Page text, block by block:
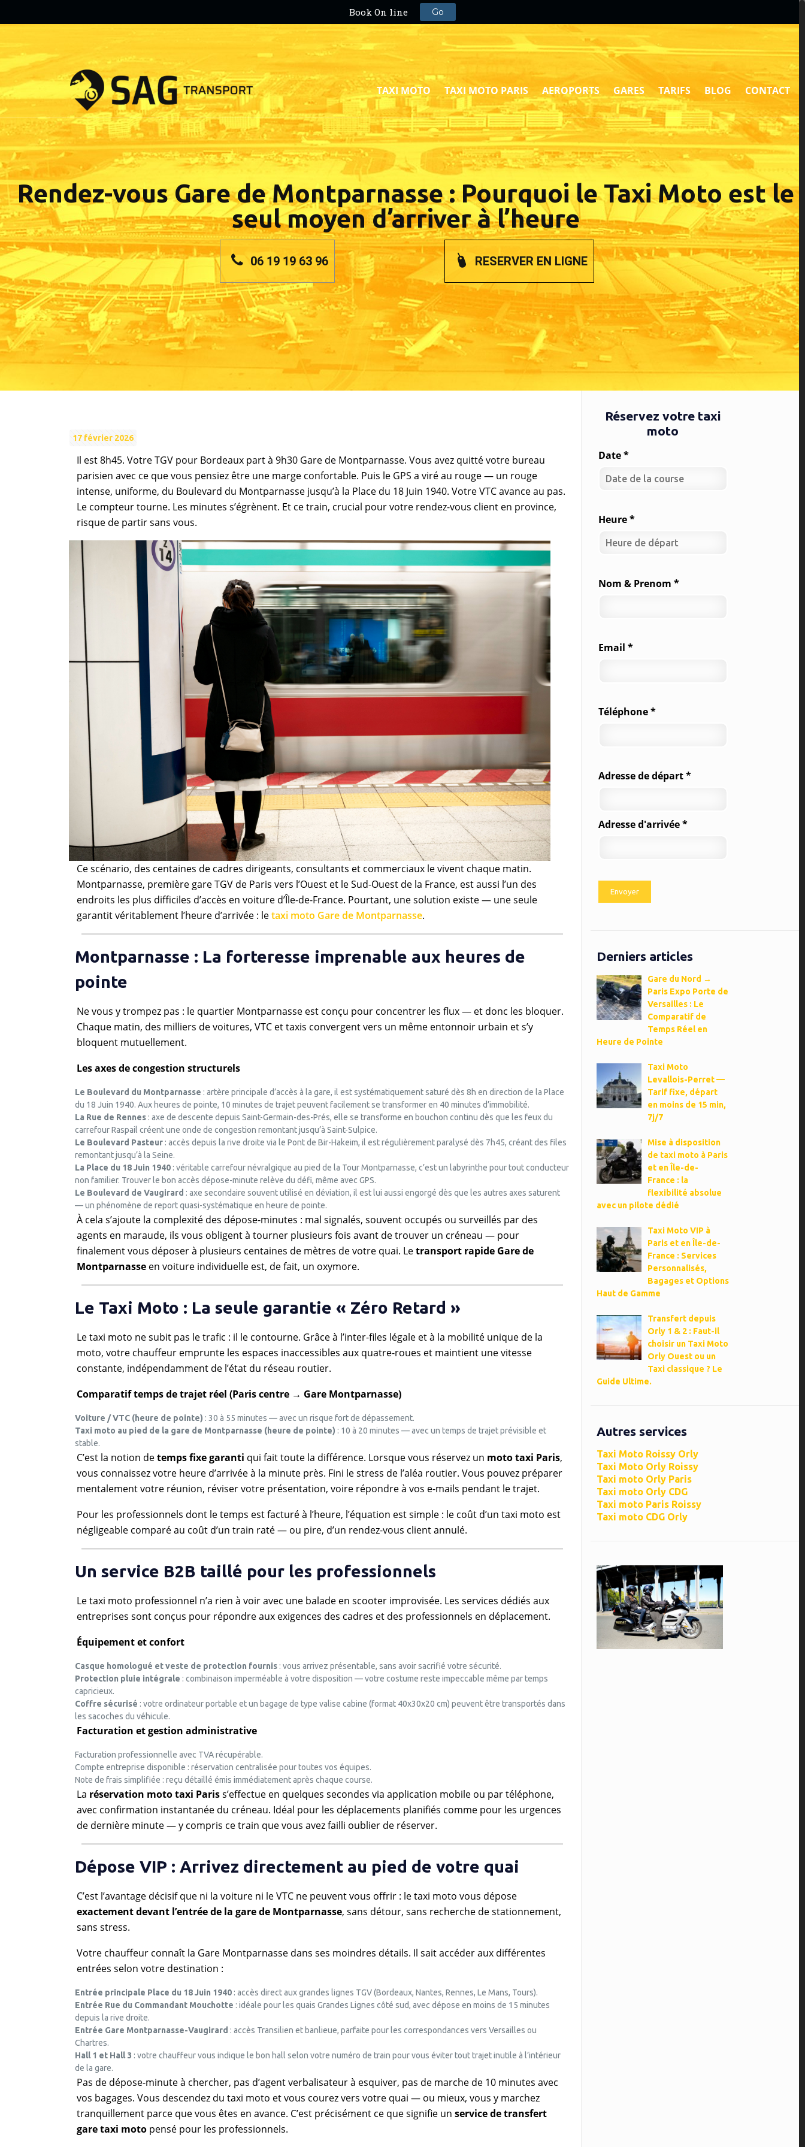
TAXI MOTO TAXI MOTO PARIS AEROPORTS GARES TARIFS BLOG CONTACT
06 19 19 63 96 RESERVER EN LIGNE
Rendez-vous Gare de Montparnasse : Pourquoi le Taxi Moto est le
seul moyen d’arriver à l’heure
17 février 2026
Il est 8h45. Votre TGV pour Bordeaux part à 9h30 Gare de Montparnasse. Vous avez quitté votre bureau
parisien avec ce que vous pensiez être une marge confortable. Puis le GPS a viré au rouge — un rouge
intense, uniforme, du Boulevard du Montparnasse jusqu’à la Place du 18 Juin 1940. Votre VTC avance au pas.
Le compteur tourne. Les minutes s’égrènent. Et ce train, crucial pour votre rendez-vous client en province,
risque de partir sans vous.
Ce scénario, des centaines de cadres dirigeants, consultants et commerciaux le vivent chaque matin.
Montparnasse, première gare TGV de Paris vers l’Ouest et le Sud-Ouest de la France, est aussi l’un des
endroits les plus difficiles d’accès en voiture d’Île-de-France. Pourtant, une solution existe — une seule
garantit véritablement l’heure d’arrivée : letaxi moto Gare de Montparnasse.
Montparnasse : La forteresse imprenable aux heures de
pointe
Ne vous y trompez pas : le quartier Montparnasse est conçu pour concentrer les flux — et donc les bloquer.
Chaque matin, des milliers de voitures, VTC et taxis convergent vers un même entonnoir urbain et s’y
bloquent mutuellement.
Les axes de congestion structurels
Le Boulevard du Montparnasse : artère principale d’accès à la gare, il est systématiquement saturé dès 8h en direction de la Place
du 18 Juin 1940. Aux heures de pointe, 10 minutes de trajet peuvent facilement se transformer en 40 minutes d’immobilité.
La Rue de Rennes: axe de descente depuis Saint-Germain-des-Prés, elle se transforme en bouchon continu dès que les feux du
carrefour Raspail créent une onde de congestion remontant jusqu’à Saint-Sulpice.
Le Boulevard Pasteur: accès depuis la rive droite via le Pont de Bir-Hakeim, il est régulièrement paralysé dès 7h45, créant des files
remontant jusqu’à la Seine.
La Place du 18 Juin 1940: véritable carrefour névralgique au pied de la Tour Montparnasse, c’est un labyrinthe pour tout conducteur
non familier. Trouver le bon accès dépose-minute relève du défi, même avec GPS.
Le Boulevard de Vaugirard : axe secondaire souvent utilisé en déviation, il est lui aussi engorgé dès que les autres axes saturent
— un phénomène de report quasi-systématique en heure de pointe.
À cela s’ajoute la complexité des dépose-minutes : mal signalés, souvent occupés ou surveillés par des
agents en maraude, ils vous obligent à tourner plusieurs fois avant de trouver un créneau — pour
finalement vous déposer à plusieurs centaines de mètres de votre quai. Letransport rapide Gare de
Montparnasseen voiture individuelle est, de fait, un oxymore.
Le Taxi Moto : La seule garantie « Zéro Retard »
Le taxi moto ne subit pas le trafic : il le contourne. Grâce à l’inter-files légale et à la mobilité unique de la
moto, votre chauffeur emprunte les espaces inaccessibles aux quatre-roues et maintient une vitesse
constante, indépendamment de l’état du réseau routier.
Comparatif temps de trajet réel (Paris centre → Gare Montparnasse)
Voiture / VTC (heure de pointe) : 30 à 55 minutes — avec un risque fort de dépassement.
Taxi moto au pied de la gare de Montparnasse (heure de pointe) : 10 à 20 minutes — avec un temps de trajet prévisible et
stable.
C’est la notion detemps fixe garanti qui fait toute la différence. Lorsque vous réservez un moto taxi Paris,
vous connaissez votre heure d’arrivée à la minute près. Fini le stress de l’aléa routier. Vous pouvez préparer
mentalement votre réunion, réviser votre présentation, voire répondre à vos e-mails pendant le trajet.
Pour les professionnels dont le temps est facturé à l’heure, l’équation est simple : le coût d’un taxi moto est
négligeable comparé au coût d’un train raté — ou pire, d’un rendez-vous client annulé.
Un service B2B taillé pour les professionnels
Le taxi moto professionnel n’a rien à voir avec une balade en scooter improvisée. Les services dédiés aux
entreprises sont conçus pour répondre aux exigences des cadres et des professionnels en déplacement.
Équipement et confort
Casque homologué et veste de protection fournis: vous arrivez présentable, sans avoir sacrifié votre sécurité.
Protection pluie intégrale : combinaison imperméable à votre disposition — votre costume reste impeccable même par temps
capricieux.
Coffre sécurisé : votre ordinateur portable et un bagage de type valise cabine (format 40x30x20 cm) peuvent être transportés dans
les sacoches du véhicule.
Facturation et gestion administrative
Facturation professionnelle avec TVA récupérable.
Compte entreprise disponible : réservation centralisée pour toutes vos équipes.
Note de frais simplifiée : reçu détaillé émis immédiatement après chaque course.
La réservation moto taxi Pariss’effectue en quelques secondes via application mobile ou par téléphone,
avec confirmation instantanée du créneau. Idéal pour les déplacements planifiés comme pour les urgences
de dernière minute — y compris ce train que vous avez failli oublier de réserver.
Dépose VIP : Arrivez directement au pied de votre quai
C’est l’avantage décisif que ni la voiture ni le VTC ne peuvent vous offrir : le taxi moto vous dépose
exactement devant l’entrée de la gare de Montparnasse, sans détour, sans recherche de stationnement,
sans stress.
Votre chauffeur connaît la Gare Montparnasse dans ses moindres détails. Il sait accéder aux différentes
entrées selon votre destination :
Entrée principale Place du 18 Juin 1940: accès direct aux grandes lignes TGV (Bordeaux, Nantes, Rennes, Le Mans, Tours).
Entrée Rue du Commandant Mouchotte : idéale pour les quais Grandes Lignes côté sud, avec dépose en moins de 15 minutes
depuis la rive droite.
Entrée Gare Montparnasse-Vaugirard : accès Transilien et banlieue, parfaite pour les correspondances vers Versailles ou
Chartres.
Hall 1 et Hall 3 : votre chauffeur vous indique le bon hall selon votre numéro de train pour vous éviter tout trajet inutile à l’intérieur
de la gare.
Pas de dépose-minute à chercher, pas d’agent verbalisateur à esquiver, pas de marche de 10 minutes avec
vos bagages. Vous descendez du taxi moto et vous courez vers votre quai — ou mieux, vous y marchez
tranquillement parce que vous êtes en avance. C’est précisément ce que signifie un service de transfert
gare taxi motopensé pour les professionnels.
Réservez votre taxi
moto
Date *
Heure *
Nom & Prenom *
Email *
Téléphone *
Adresse de départ *
Adresse d'arrivée *
Derniers articles
Gare du Nord →
Paris Expo Porte de
Versailles : Le
Comparatif de
Temps Réel en
Heure de Pointe
Taxi Moto
Levallois-Perret —
Tarif fixe, départ
en moins de 15 min,
7j/7
Mise à disposition
de taxi moto à Paris
et en Île-de-
France : la
flexibilité absolue
avec un pilote dédié
Taxi Moto VIP à
Paris et en Île-de-
France : Services
Personnalisés,
Bagages et Options
Haut de Gamme
Transfert depuis
Orly 1 & 2 : Faut-il
choisir un Taxi Moto
Orly Ouest ou un
Taxi classique ? Le
Guide Ultime.
Autres services
Taxi Moto Roissy Orly
Taxi Moto Orly Roissy
Taxi moto Orly Paris
Taxi moto Orly CDG
Taxi moto Paris Roissy
Taxi moto CDG Orly